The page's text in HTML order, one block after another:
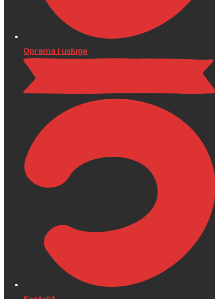
Oprema i usluge